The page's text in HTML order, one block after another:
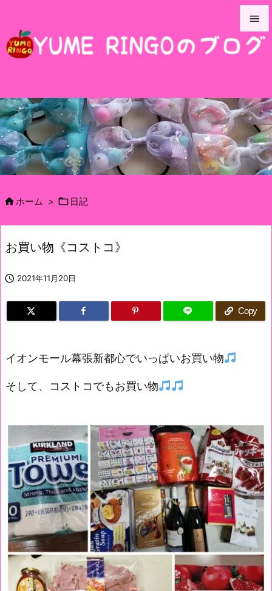



前へ

次へ

ホーム >  日記
お買い物《コストコ》
 2021年11月20日
Copy
イオンモール幕張新都心でいっぱいお買い物
そして、コストコでもお買い物